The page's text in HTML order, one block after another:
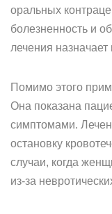
оральных
болезненность и
лечения
Помимо этого
Она показана
симптомами.
остановку
случаи, когда
из-за